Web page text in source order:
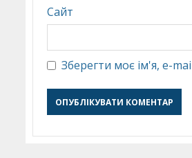
Сайт
Зберегти моє ім'я, e-